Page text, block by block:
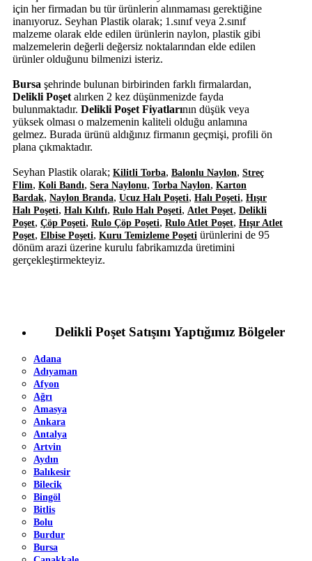
için her firmadan bu tür ürünlerin alınmaması gerektiğine
inanıyoruz. Seyhan Plastik olarak; 1.sınıf veya 2.sınıf
malzeme olarak elde edilen ürünlerin naylon, plastik gibi
malzemelerin değerli değersiz noktalarından elde edilen
ürünler olduğunu bilmenizi isteriz.
Bursa şehrinde bulunan birbirinden farklı firmalardan,
Delikli Poşet alırken 2 kez düşünmenizde fayda
bulunmaktadır. Delikli Poşet Fiyatlarının düşük veya
yüksek olması o malzemenin kaliteli olduğu anlamına
gelmez. Burada ürünü aldığınız firmanın geçmişi, profili ön
plana çıkmaktadır.
Seyhan Plastik olarak; Kilitli Torba, Balonlu Naylon, Streç
Flim, Koli Bandı, Sera Naylonu, Torba Naylon, Karton
Bardak, Naylon Branda, Ucuz Halı Poşeti, Halı Poşeti, Hışır
Halı Poşeti, Halı Kılıfı, Rulo Halı Poşeti, Atlet Poşet, Delikli
Poşet, Çöp Poşeti, Rulo Çöp Poşeti, Rulo Atlet Poşet, Hışır Atlet
Poşet, Elbise Poşeti, Kuru Temizleme Poşeti ürünlerini de 95
dönüm arazi üzerine kurulu fabrikamızda üretimini
gerçekleştirmekteyiz.
Delikli Poşet Satışını Yaptığımız Bölgeler
Adana
Adıyaman
Afyon
Ağrı
Amasya
Ankara
Antalya
Artvin
Aydın
Balıkesir
Bilecik
Bingöl
Bitlis
Bolu
Burdur
Bursa